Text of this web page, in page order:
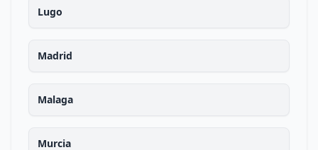
Lugo
Madrid
Malaga
Murcia